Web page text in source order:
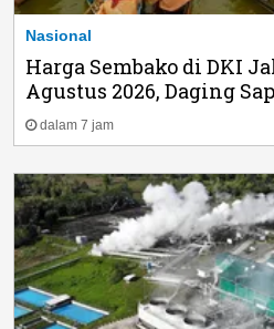
Nasional
Harga Sembako di DKI
Agustus 2026, Daging
dalam 7 jam